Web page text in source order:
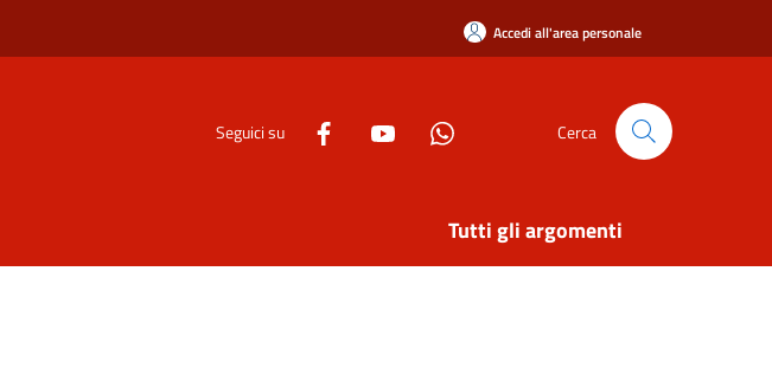
Accedi all'area personale
Seguici su Cerca
Tutti gli argomenti